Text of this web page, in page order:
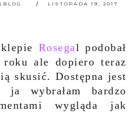
LISTOPADA 19, 2017
Rosegal podobał
ale dopiero teraz
skusić. Dostępna jest
wybrałam bardzo
wygląda jak